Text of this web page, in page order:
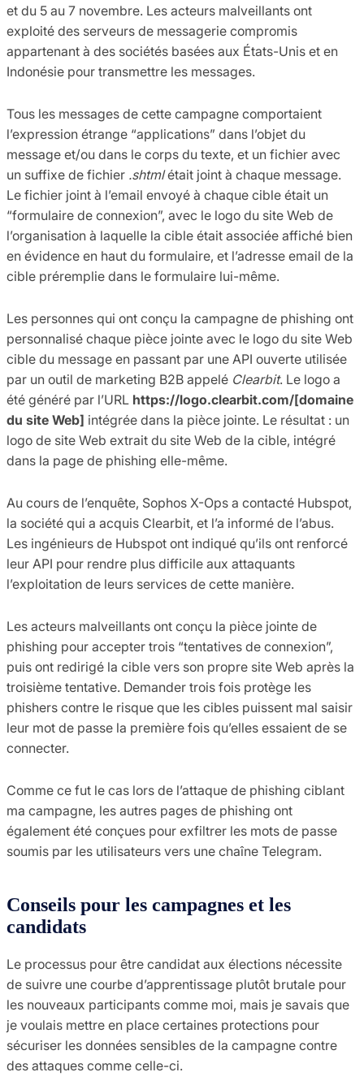
et du 5 au 7 novembre. Les acteurs malveillants ont
exploité des serveurs de messagerie compromis
appartenant à des sociétés basées aux États-Unis et en
Indonésie pour transmettre les messages.
Tous les messages de cette campagne comportaient
l’expression étrange “applications” dans l’objet du
message et/ou dans le corps du texte, et un fichier avec
un suffixe de fichier .shtmlétait joint à chaque message.
Le fichier joint à l’email envoyé à chaque cible était un
“formulaire de connexion”, avec le logo du site Web de
l’organisation à laquelle la cible était associée affiché bien
en évidence en haut du formulaire, et l’adresse email de la
cible préremplie dans le formulaire lui-même.
Les personnes qui ont conçu la campagne de phishing ont
personnalisé chaque pièce jointe avec le logo du site Web
cible du message en passant par une API ouverte utilisée
par un outil de marketing B2B appelé Clearbit. Le logo a
été généré par l’URL https://logo.clearbit.com/[domaine
du site Web] intégrée dans la pièce jointe. Le résultat : un
logo de site Web extrait du site Web de la cible, intégré
dans la page de phishing elle-même.
Au cours de l’enquête, Sophos X-Ops a contacté Hubspot,
la société qui a acquis Clearbit, et l’a informé de l’abus.
Les ingénieurs de Hubspot ont indiqué qu’ils ont renforcé
leur API pour rendre plus difficile aux attaquants
l’exploitation de leurs services de cette manière.
Les acteurs malveillants ont conçu la pièce jointe de
phishing pour accepter trois “tentatives de connexion”,
puis ont redirigé la cible vers son propre site Web après la
troisième tentative. Demander trois fois protège les
phishers contre le risque que les cibles puissent mal saisir
leur mot de passe la première fois qu’elles essaient de se
connecter.
Comme ce fut le cas lors de l’attaque de phishing ciblant
ma campagne, les autres pages de phishing ont
également été conçues pour exfiltrer les mots de passe
soumis par les utilisateurs vers une chaîne Telegram.
Conseils pour les campagnes et les
candidats
Le processus pour être candidat aux élections nécessite
de suivre une courbe d’apprentissage plutôt brutale pour
les nouveaux participants comme moi, mais je savais que
je voulais mettre en place certaines protections pour
sécuriser les données sensibles de la campagne contre
des attaques comme celle-ci.